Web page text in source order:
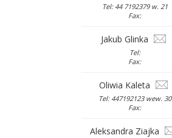
Tel: 44 7192379 w. 21
Fax:
Jakub Glinka
Tel:
Fax:
Oliwia Kaleta
Tel: 447192123 wew. 30
Fax:
Aleksandra Ziajka